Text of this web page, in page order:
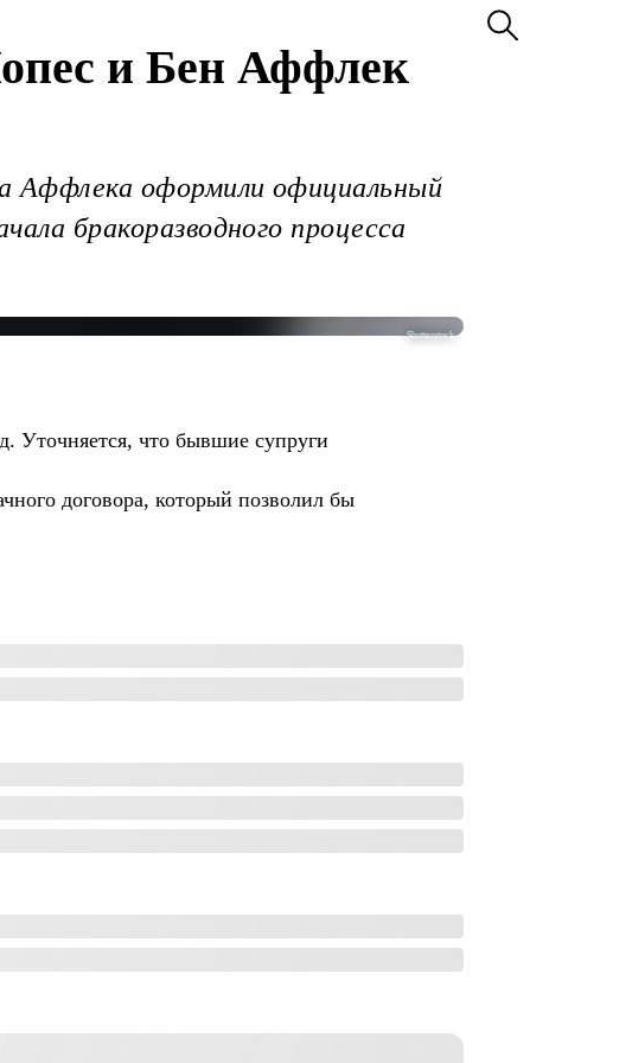
и Бен Аффлек
Аффлека оформили официальный
бракоразводного процесса
Shutterstock
Уточняется, что бывшие супруги
договора, который позволил бы